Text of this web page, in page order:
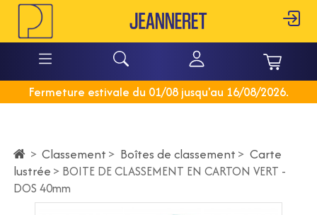
Fermeture estivale du 01/08 jusqu'au 16/08/2026.
> Classement > Boîtes de classement > Carte
lustrée > BOITE DE CLASSEMENT EN CARTON VERT -
DOS 40mm